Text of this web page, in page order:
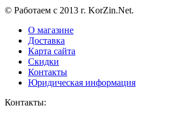
© Работаем с 2013 г. KorZin.Net.
О магазине
Доставка
Карта сайта
Скидки
Контакты
Юридическая информация
Контакты: